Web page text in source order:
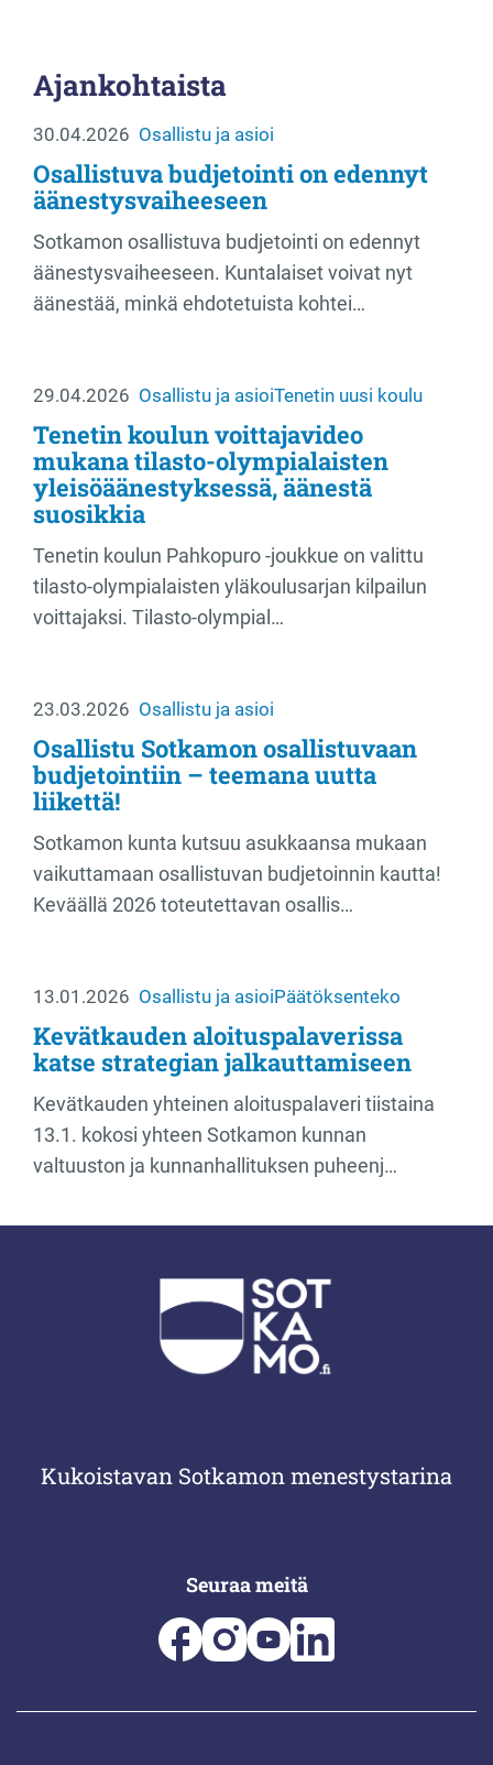
Ajankohtaista
30.04.2026 Osallistu ja asioi
Osallistuva budjetointi on edennyt
äänestysvaiheeseen
Sotkamon osallistuva budjetointi on edennyt
äänestysvaiheeseen. Kuntalaiset voivat nyt
äänestää, minkä ehdotetuista kohtei…
29.04.2026 Osallistu ja asioiTenetin uusi koulu
Tenetin koulun voittajavideo
mukana tilasto-olympialaisten
yleisöäänestyksessä, äänestä
suosikkia
Tenetin koulun Pahkopuro -joukkue on valittu
tilasto-olympialaisten yläkoulusarjan kilpailun
voittajaksi. Tilasto-olympial…
23.03.2026 Osallistu ja asioi
Osallistu Sotkamon osallistuvaan
budjetointiin – teemana uutta
liikettä!
Sotkamon kunta kutsuu asukkaansa mukaan
vaikuttamaan osallistuvan budjetoinnin kautta!
Keväällä 2026 toteutettavan osallis…
13.01.2026 Osallistu ja asioiPäätöksenteko
Kevätkauden aloituspalaverissa
katse strategian jalkauttamiseen
Kevätkauden yhteinen aloituspalaveri tiistaina
13.1. kokosi yhteen Sotkamon kunnan
valtuuston ja kunnanhallituksen puheenj…
Kukoistavan Sotkamon menestystarina
Seuraa meitä